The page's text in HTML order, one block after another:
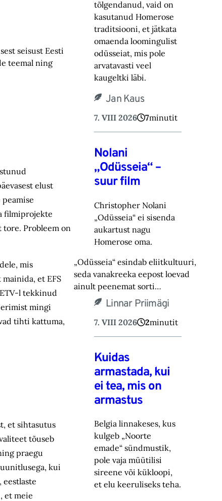
seisust Eesti
teemal ning
elust
filmiprojekte
tore. Probleem on
mis
et EFS
l tekkinud
mingi
tihti kattuma,
et sihtasutus
tõuseb
praegu
kui
eestlaste
et meie
tõlgendanud, vaid on
kasutanud Homerose
tra‎ditsiooni, et jätkata
omaenda loomingulist
odüsseiat, mis pole
arvatavasti veel
kaugeltki läbi.‎
Jan Kaus
7. VIII 2026 7minutit
Nolani
„Odüsseia“ –
suur film
Christopher Nolani
„Odüsseia“ ei sisenda
aukartust nagu
Homerose oma.‎
„Odüsseia“ esindab eliitkultuuri,
seda vanakreeka eepost loevad
ainult peenemat sorti…
Linnar Priimägi
7. VIII 2026 2minutit
Kuidas
armastada, kui
ei tea, mis on
armastus
Belgia linnakeses, kus
kulgeb „Noorte
emade“ sündmustik,
pole vaja müütilisi
sireene või kük‎loopi,
et elu keeruliseks teha.